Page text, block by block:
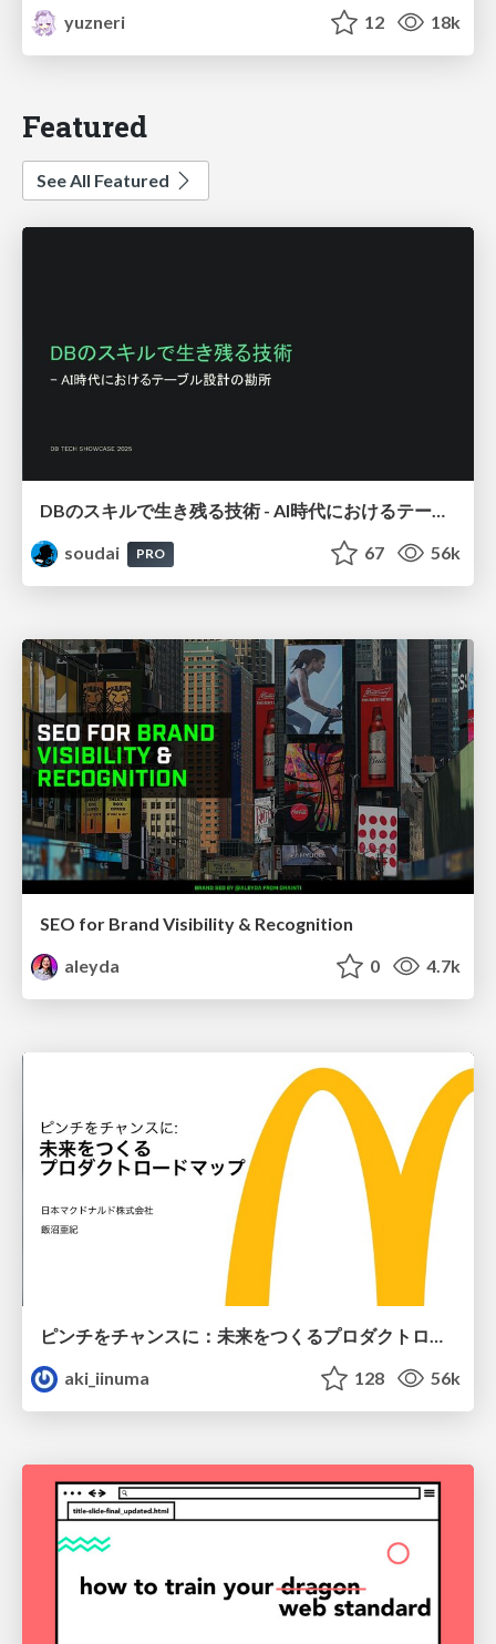
yuzneri
12 18k
Featured
See All Featured
DBのスキルで生き残る技術 - AI時代におけるテーブル設計の勘所
soudai
PRO 67 56k
SEO for Brand Visibility & Recognition
aleyda
0 4.7k
ピンチをチャンスに：未来をつくるプロダクトロードマップ #pmconf2020
aki_iinuma
128 56k